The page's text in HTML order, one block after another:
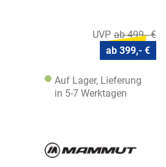
ab 499,- €
ab 399,- €
Auf Lager, Lieferung
in 5-7 Werktagen